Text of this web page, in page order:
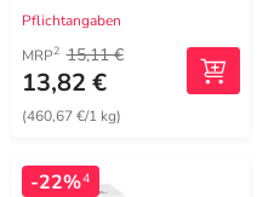
Pflichtangaben
MRP2 15,11 €
13,82 €
(460,67 €/1 kg)
-22%4